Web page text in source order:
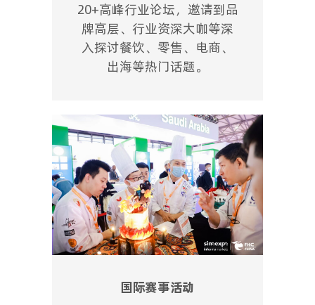
20+高峰行业论坛，邀请到品
牌高层、行业资深大咖等深
入探讨餐饮、零售、电商、
出海等热门话题。
国际赛事活动